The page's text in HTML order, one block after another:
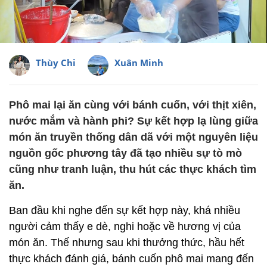
Thùy Chi Xuân Minh
Phô mai lại ăn cùng với bánh cuốn, với thịt xiên,
nước mắm và hành phi? Sự kết hợp lạ lùng giữa
món ăn truyền thống dân dã với một nguyên liệu
nguồn gốc phương tây đã tạo nhiều sự tò mò
cũng như tranh luận, thu hút các thực khách tìm
ăn.
Ban đầu khi nghe đến sự kết hợp này, khá nhiều
người cảm thấy e dè, nghi hoặc về hương vị của
món ăn. Thế nhưng sau khi thưởng thức, hầu hết
thực khách đánh giá, bánh cuốn phô mai mang đến